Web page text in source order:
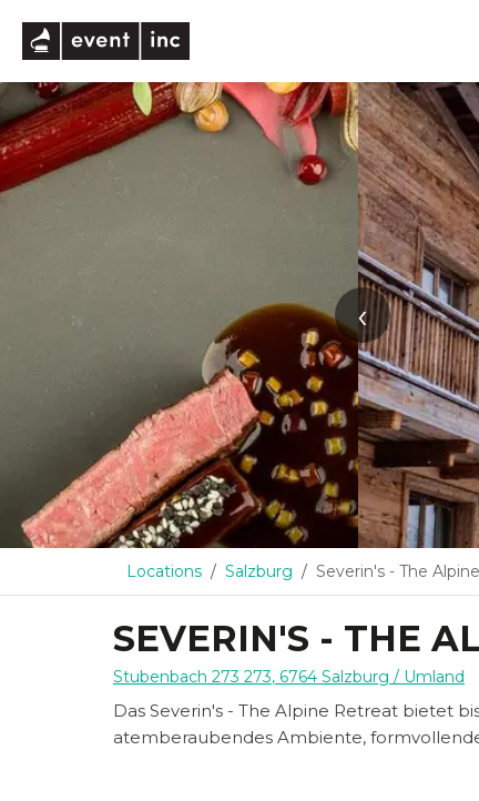
‹
Locations Salzburg Severin's - The
SEVERIN'S - THE
Stubenbach 273 273, 6764 Salzburg / Umland
Das Severin's - The Alpine Retreat bietet
atemberaubendes Ambiente,